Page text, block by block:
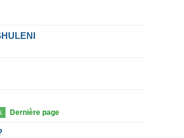
Dernière page